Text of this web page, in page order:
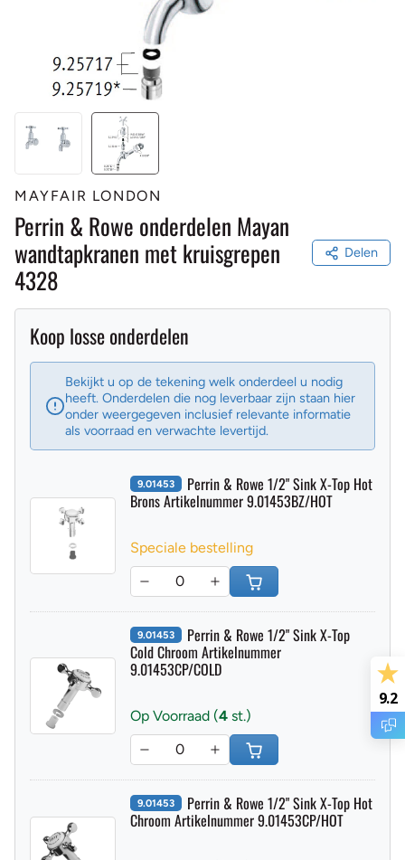
Perrin & Rowe onderdelen Mayan
wandtapkranen met kruisgrepen
4328
Delen
Koop losse onderdelen
Bekijkt u op de tekening welk onderdeel u nodig
heeft. Onderdelen die nog leverbaar zijn staan hier
onder weergegeven inclusief relevante informatie
9.01453 Perrin & Rowe 1/2" Sink X-Top Hot
Brons Artikelnummer 9.01453BZ/HOT
Speciale bestelling
9.01453 Perrin & Rowe 1/2" Sink X-Top
Cold Chroom Artikelnummer
9.01453CP/COLD
Op Voorraad (
9.01453 Perrin & Rowe 1/2" Sink X-Top Hot
Chroom Artikelnummer 9.01453CP/HOT
9.2